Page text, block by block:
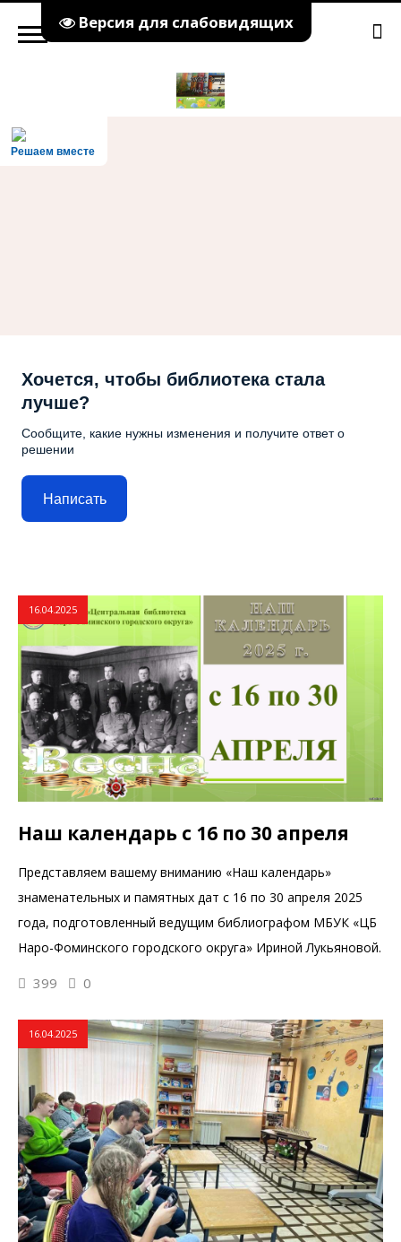
Версия для слабовидящих
Решаем вместе
Хочется, чтобы библиотека стала
лучше?
Сообщите, какие нужны изменения и получите ответ о
решении
Написать
16.04.2025
Наш календарь с 16 по 30 апреля
Представляем вашему вниманию «Наш календарь»
знаменательных и памятных дат с 16 по 30 апреля 2025
года, подготовленный ведущим библиографом МБУК «ЦБ
Наро-Фоминского городского округа» Ириной Лукьяновой.
399 0
16.04.2025